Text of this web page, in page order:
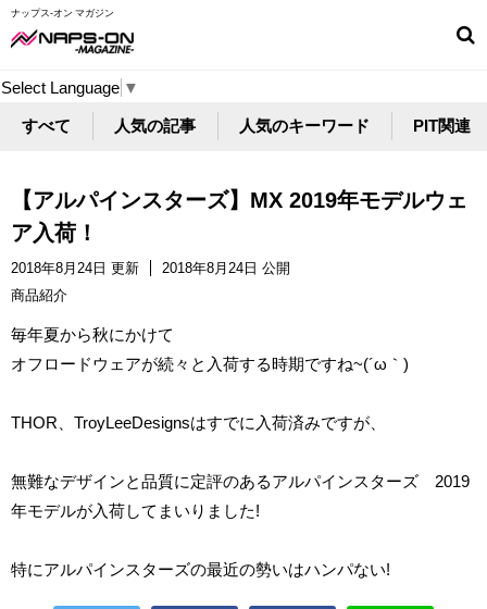
ナップス-オン マガジン
Select Language ▼
すべて 人気の記事 人気のキーワード PIT関連
【アルパインスターズ】MX 2019年モデルウェ
ア入荷！
2018年8月24日 更新
2018年8月24日 公開
商品紹介
毎年夏から秋にかけて
オフロードウェアが続々と入荷する時期ですね~(´ω｀)
THOR、TroyLeeDesignsはすでに入荷済みですが、
無難なデザインと品質に定評のあるアルパインスターズ 2019
年モデルが入荷してまいりました!
特にアルパインスターズの最近の勢いはハンパない!